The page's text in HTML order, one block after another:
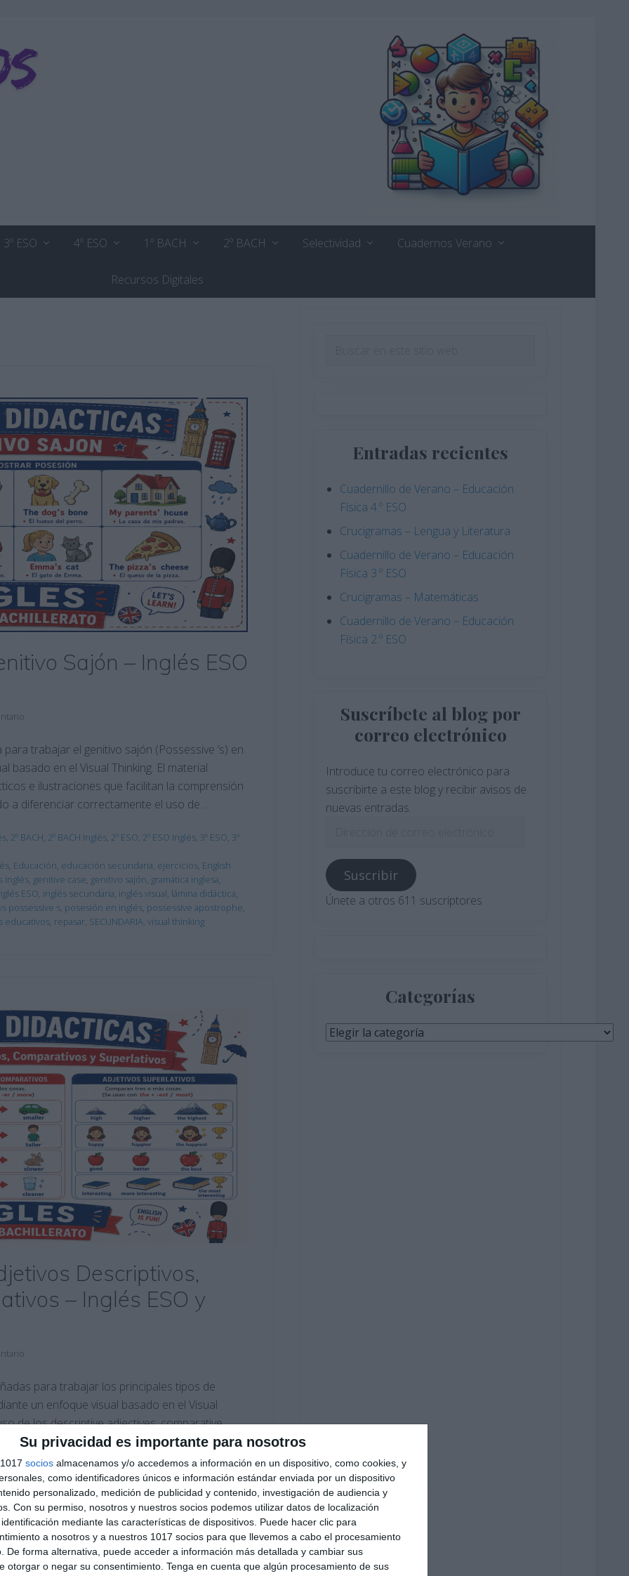
Su privacidad es importante para nosotros
socios almacenamos y/o accedemos a información en un dispositivo, como cookies, y
como identificadores únicos e información estándar enviada por un dispositivo
personalizado, medición de publicidad y contenido, investigación de audiencia y
Con su permiso, nosotros y nuestros socios podemos utilizar datos de localización
mediante las características de dispositivos. Puede hacer clic para
a nosotros y a nuestros 1017 socios para que llevemos a cabo el procesamiento
De forma alternativa, puede acceder a información más detallada y cambiar sus
otorgar o negar su consentimiento. Tenga en cuenta que algún procesamiento de sus
3º ESO 4º ESO 1º BACH 2º BACH Selectividad Cuadernos Verano
Recursos Digitales
Sajón – Inglés ESO
trabajar el genitivo sajón (Possessive ’s) en
basado en el Visual Thinking. El material
e ilustraciones que facilitan la comprensión
a diferenciar correctamente el uso de …
, 2º BACH, 2º BACH Inglés, 2º ESO, 2º ESO Inglés, 3º ESO, 3º
, Educación, educación secundaria, ejercicios, English
inglés, genitive case, genitivo sajón, gramática inglesa,
ESO, inglés secundaria, inglés visual, lámina didáctica,
possessive s, posesión en inglés, possessive apostrophe,
educativos, repasar, SECUNDARIA, visual thinking
Descriptivos,
– Inglés ESO y
para trabajar los principales tipos de
un enfoque visual basado en el Visual
de los descriptive adjectives, comparative
esquemas claros, ejemplos contextualizados e
,2º BACH,2º BACH Inglés,2º ESO, 2º ESO Inglés,3º ESO,3º
inglés,aprendizaje visual,aula de inglés,comparaciones
,descriptive adjectives, Educación, educación secundaria,
inglesa,grammar English,infografía inglés, inglés
, láminas didácticas,material educativo material imprimible ,
Entradas recientes
Cuadernillo de Verano – Educación
Física 4.º ESO
Crucigramas – Lengua y Literatura
Cuadernillo de Verano – Educación
Física 3.º ESO
Crucigramas – Matemáticas
Cuadernillo de Verano – Educación
Física 2.º ESO
Suscríbete al blog por
correo electrónico
Introduce tu correo electrónico para
suscribirte a este blog y recibir avisos de
nuevas entradas.
correo
electrónico
Suscribir
Únete a otros 611 suscriptores
Categorías
Categorías